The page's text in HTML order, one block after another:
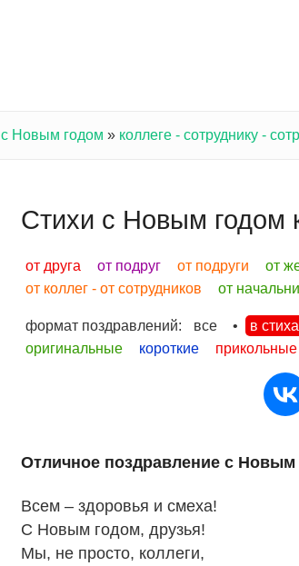
с Новым годом » коллеге - сотруднику -
Стихи с Новым годом
от друга от подруг от подруги от
от коллег - от сотрудников
от
формат поздравлений: все • в
оригинальные
короткие прикольные
Отличное поздравление с Новым
Всем – здоровья и смеха!
С Новым годом, друзья!
Мы, не просто, коллеги,